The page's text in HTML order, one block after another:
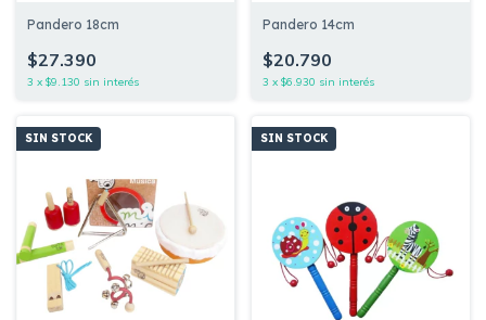
Pandero 18cm
$27.390
3 x $9.130 sin interés
Pandero 14cm
$20.790
3 x $6.930 sin interés
SIN STOCK SIN STOCK